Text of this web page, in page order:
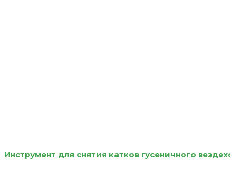
Инструмент для снятия катков гусеничного